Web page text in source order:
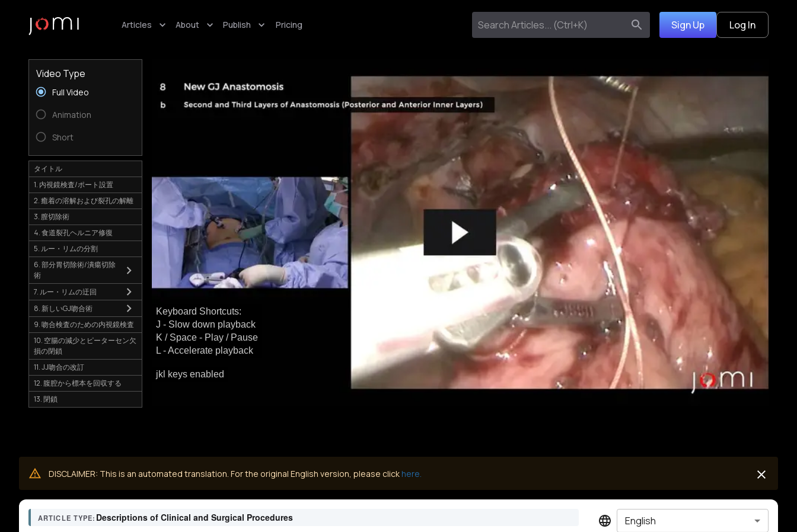
Articles About Publish Pricing Sign Up Log In
jkl keys enabled
Keyboard Shortcuts:
J - Slow down playback
K / Space - Play / Pause
L - Accelerate playback
Video Type
Full Video
Animation
Short
タイトル
1. 内視鏡検査/ポート設置
2. 癒着の溶解および裂孔の解離
3. 膣切除術
4. 食道裂孔ヘルニア修復
5. ルー・リムの分割
6. 部分胃切除術/潰瘍切除
術
7. ルー・リムの迂回
8. 新しいGJ吻合術
9. 吻合検査のための内視鏡検査
10. 空腸の減少とピーターセン欠
損の閉鎖
11. JJ吻合の改訂
12. 腹腔から標本を回収する
13. 閉鎖
DISCLAIMER: This is an automated translation. For the original English version, please click here.
ARTICLE TYPE: Descriptions of Clinical and Surgical Procedures English